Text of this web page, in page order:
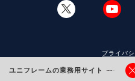
ユニフレームの業務用サイト
プライバ